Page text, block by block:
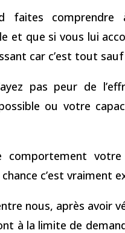
faites
et que si vous lui
car c’est tout
pas peur de
ou votre
comportement
c’est vraiment
nous, après avoir
à la limite de